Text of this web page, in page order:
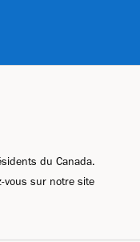
du Canada.
vous sur notre site